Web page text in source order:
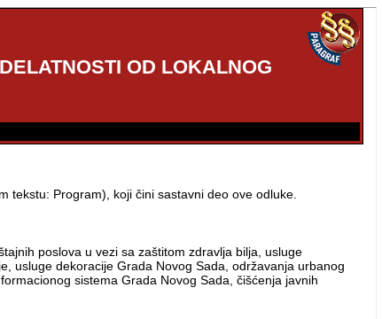
OD LOKALNOG
tekstu: Program), koji čini sastavni deo ove odluke.
poslova u vezi sa zaštitom zdravlja bilja, usluge
usluge dekoracije Grada Novog Sada, održavanja urbanog
sistema Grada Novog Sada, čišćenja javnih